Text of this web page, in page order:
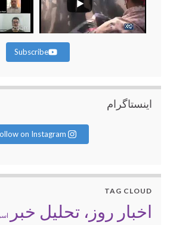
Subscribe
اینستاگرام
on Instagram
TAG CLOUD
اخبار روز، تحلیل خبر